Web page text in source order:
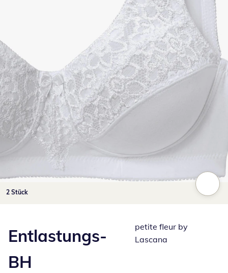
Zum Vergrößern auf das Bild klicken
2 Stück
Entlastungs-
BH
petite fleur by
Lascana